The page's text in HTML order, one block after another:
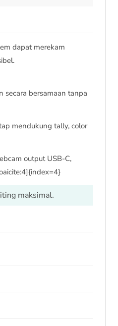
dapat merekam
secara bersamaan tanpa
mendukung tally, color
output USB-C,
maksimal.